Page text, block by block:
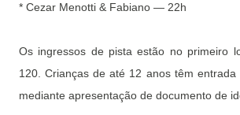
* Cezar Menotti & Fabiano — 22h
Os ingressos de pista estão no primeiro
120. Crianças de até 12 anos têm
mediante apresentação de documento de